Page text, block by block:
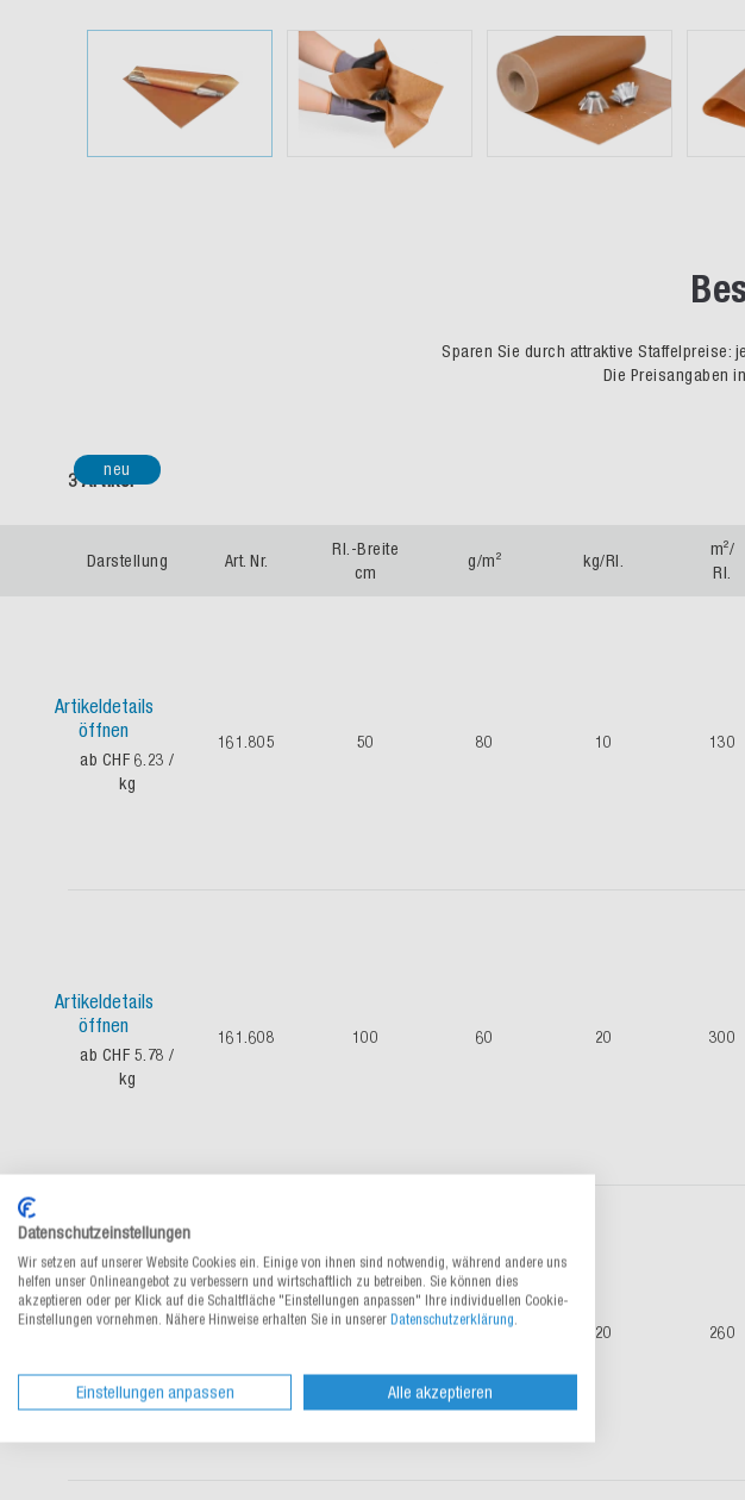
Sparen Sie durch attraktive Staffelpreise:
Die Preisangaben
3 Artikel
Darstellung Art. Nr.
Rl.-Breite
cm
g/m² kg/Rl.
m²/
Rl.
Artikeldetails
öffnen
ab CHF 6.23/
kg
161.805 50 80 10 130
neu
Artikeldetails
öffnen
ab CHF 5.78/
kg
161.608 100 60 20 300
Artikeldetails
öffnen
kg
20 260
Datenschutzeinstellungen
Wir setzen auf unserer Website Cookies ein. Einige von ihnen sind notwendig, während andere uns
helfen unser Onlineangebot zu verbessern und wirtschaftlich zu betreiben. Sie können dies
akzeptieren oder per Klick auf die Schaltfläche "Einstellungen anpassen" Ihre individuellen Cookie-
Einstellungen vornehmen. Nähere Hinweise erhalten Sie in unserer Datenschutzerklärung.
Einstellungen anpassen Alle akzeptieren